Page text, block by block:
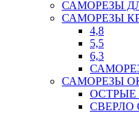
САМОРЕЗЫ
САМОРЕЗЫ
4,8
5,5
6,3
САМОРЕЗЫ